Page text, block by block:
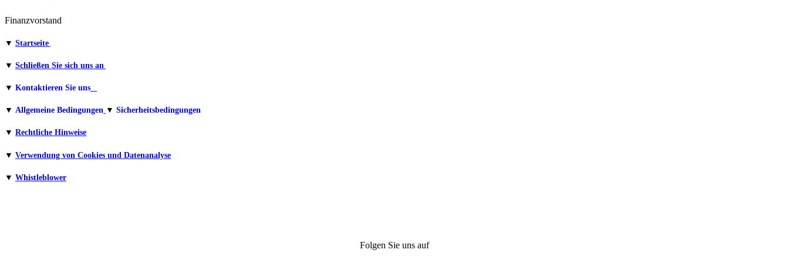
Finanzvorstand
▼ Startseite
▼ Schließen Sie sich uns an
▼ Kontaktieren Sie uns
▼ Allgemeine Bedingungen ▼ Sicherheitsbedingungen
▼ Rechtliche Hinweise
▼ Verwendung von Cookies und Datenanalyse
▼ Whistleblower
Folgen Sie uns auf